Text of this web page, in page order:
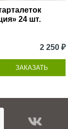
24 шт.
2 250 ₽
ЗАКАЗАТЬ